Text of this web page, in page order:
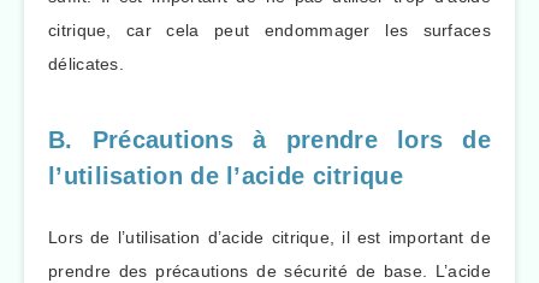
citrique, car cela peut endommager les surfaces
délicates.
B. Précautions à prendre lors de
l’utilisation de l’acide citrique
Lors de l’utilisation d’acide citrique, il est important de
prendre des précautions de sécurité de base. L’acide